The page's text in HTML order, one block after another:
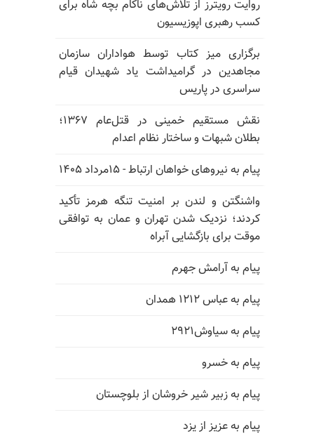
روایت رویترز از تلاش‌های ناکام بچه شاه برای
کسب رهبری اپوزیسیون
برگزاری میز کتاب توسط هواداران سازمان
مجاهدین در گرامیداشت یاد شهیدان قیام
سراسری در پاریس
نقش مستقیم خمینی در قتل‌عام ۱۳۶۷؛
بطلان شبهات و ساختار نظام اعدام
پیام به نیروهای خواهان ارتباط - ۱۵مرداد ۱۴۰۵
واشنگتن و لندن بر امنیت تنگه هرمز تأکید
کردند؛ نزدیک شدن تهران و عمان به توافقی
موقت برای بازگشایی آبراه
پیام به آرامش جهرم
پیام به عباس ۱۲۱۲ همدان
پیام به سیاوش۲۹۲۱
پیام به خسرو
پیام به زبیر شیر خروشان از بلوچستان
پیام به عزیز از یزد